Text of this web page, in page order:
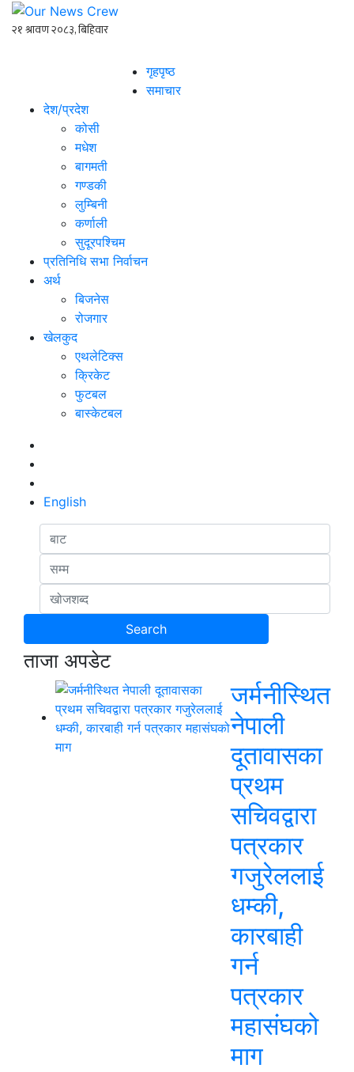
गृहपृष्ठ
समाचार
देश/प्रदेश
कोसी
मधेश
बागमती
गण्डकी
लुम्बिनी
कर्णाली
सुदूरपश्चिम
प्रतिनिधि सभा निर्वाचन
अर्थ
बिजनेस
रोजगार
खेलकुद
एथलेटिक्स
क्रिकेट
फुटबल
बास्केटबल
English
ताजा अपडेट
जर्मनीस्थित
नेपाली
दूतावासका
प्रथम
सचिवद्वारा
पत्रकार
गजुरेललाई
धम्की,
कारबाही
गर्न
पत्रकार
महासंघको
माग